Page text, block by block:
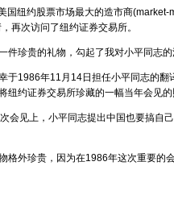
纽约股票市场最大的造市商(market-
再次访问了纽约证券交易所。
珍贵的礼物，勾起了我对小平同志的
1986年11月14日担任小平同志的翻
纽约证券交易所珍藏的一幅当年会见
见上，小平同志提出中国也要搞自己
外珍贵，因为在1986年这次重要的